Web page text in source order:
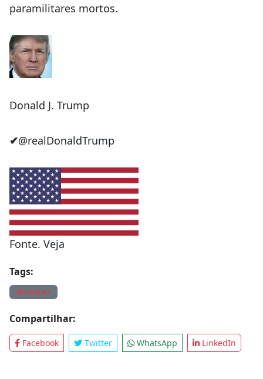
paramilitares mortos.
Donald J. Trump
✔@realDonaldTrump
Fonte. Veja
Tags:
destaques
Compartilhar:
Facebook Twitter WhatsApp LinkedIn